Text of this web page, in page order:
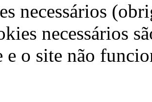
necessários
necessários
e o site não